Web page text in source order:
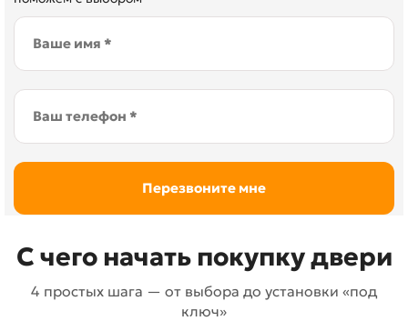
С чего начать покупку двери
4 простых шага — от выбора до установки «под
ключ»